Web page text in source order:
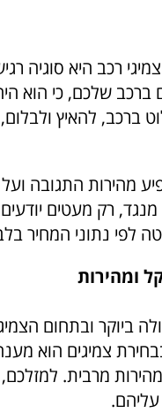
רכב היא סוגיה
ברכב שלכם, כי הוא
ברכב, להאיץ
מהירות התגובה
מנגד, רק מעטים
לפי נתוני המחיר
ומהירות
ביוקר ובתחום
צמיגים הוא
מרבית.